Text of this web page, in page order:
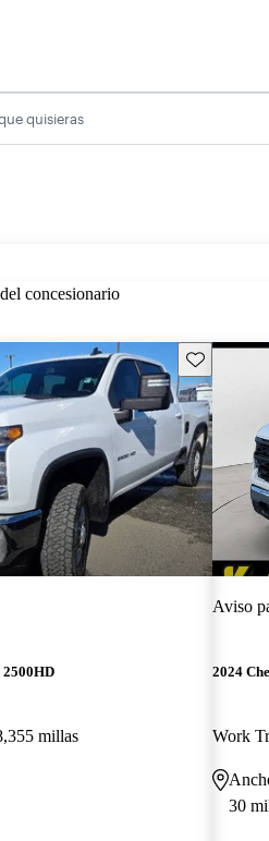
quisieras
concesionario
Guarda este
millas
Aviso
2024
Work
30